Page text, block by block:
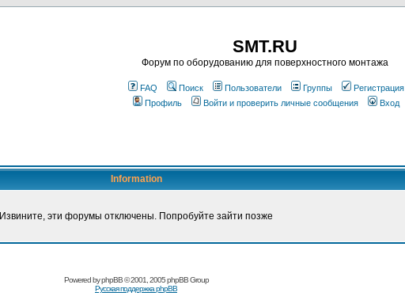
SMT.RU
Форум по оборудованию для поверхностного монтажа
FAQ Поиск Пользователи Группы
Регистрация
Профиль
Войти и проверить личные сообщения Вход
Information
Извините, эти форумы отключены. Попробуйте зайти позже
Powered byphpBB© 2001, 2005 phpBB Group
Русская поддержка phpBB